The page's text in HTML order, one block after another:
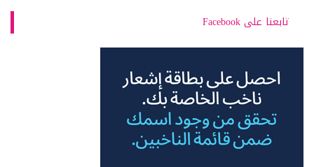
تابعنا على Facebook